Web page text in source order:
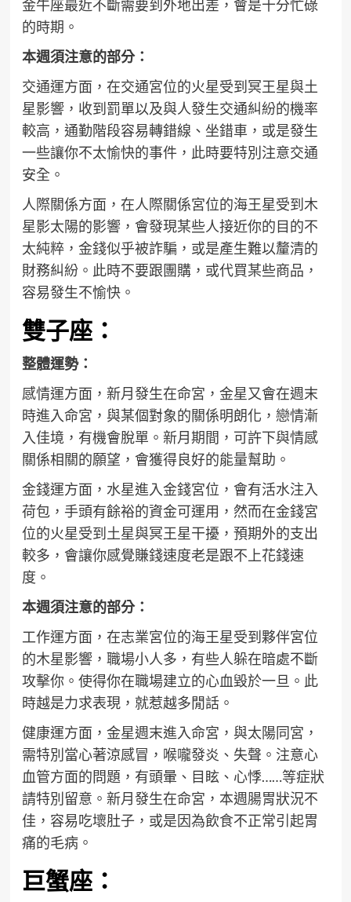
金牛座最近不斷需要到外地出差，會是十分忙碌
的時期。
本週須注意的部分：
交通運方面，在交通宮位的火星受到冥王星與土
星影響，收到罰單以及與人發生交通糾紛的機率
較高，通勤階段容易轉錯線、坐錯車，或是發生
一些讓你不太愉快的事件，此時要特別注意交通
安全。
人際關係方面，在人際關係宮位的海王星受到木
星影太陽的影響，會發現某些人接近你的目的不
太純粹，金錢似乎被詐騙，或是產生難以釐清的
財務糾紛。此時不要跟團購，或代買某些商品，
容易發生不愉快。
雙子座：
整體運勢：
感情運方面，新月發生在命宮，金星又會在週末
時進入命宮，與某個對象的關係明朗化，戀情漸
入佳境，有機會脫單。新月期間，可許下與情感
關係相關的願望，會獲得良好的能量幫助。
金錢運方面，水星進入金錢宮位，會有活水注入
荷包，手頭有餘裕的資金可運用，然而在金錢宮
位的火星受到土星與冥王星干擾，預期外的支出
較多，會讓你感覺賺錢速度老是跟不上花錢速
度。
本週須注意的部分：
工作運方面，在志業宮位的海王星受到夥伴宮位
的木星影響，職場小人多，有些人躲在暗處不斷
攻擊你。使得你在職場建立的心血毀於一旦。此
時越是力求表現，就惹越多閒話。
健康運方面，金星週末進入命宮，與太陽同宮，
需特別當心著涼感冒，喉嚨發炎、失聲。注意心
血管方面的問題，有頭暈、目眩、心悸……等症狀
請特別留意。新月發生在命宮，本週腸胃狀況不
佳，容易吃壞肚子，或是因為飲食不正常引起胃
痛的毛病。
巨蟹座：